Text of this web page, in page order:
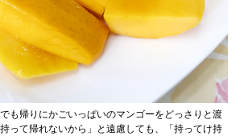
も帰りにかごいっぱいのマンゴーをどっさりと渡
って帰れないから」と遠慮しても、「持ってけ持